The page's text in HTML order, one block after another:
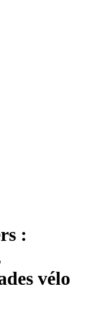
:
vélo